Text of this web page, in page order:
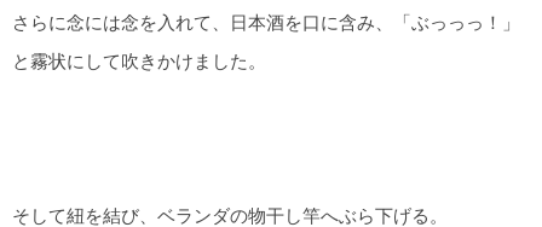
さらに念には念を入れて、日本酒を口に含み、「ぶっっっ！」
と霧状にして吹きかけました。
そして紐を結び、ベランダの物干し竿へぶら下げる。